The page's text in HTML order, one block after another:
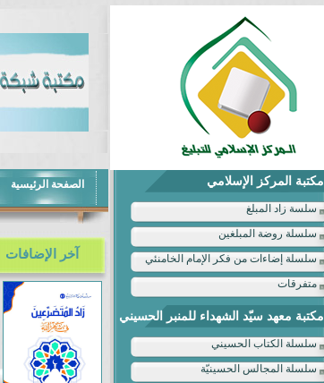
مكتبة المركز الإسلامي
سلسة زاد المبلغ
سلسلة روضة المبلغين
سلسلة إضاءات من فكر الإمام الخامنئي
متفرقات
مكتبة معهد سيّد الشهداء للمنبر الحسيني
سلسلة الكتاب الحسيني
سلسلة المجالس الحسينيّة
الصفحة الرئيسية
آخر الإضافات